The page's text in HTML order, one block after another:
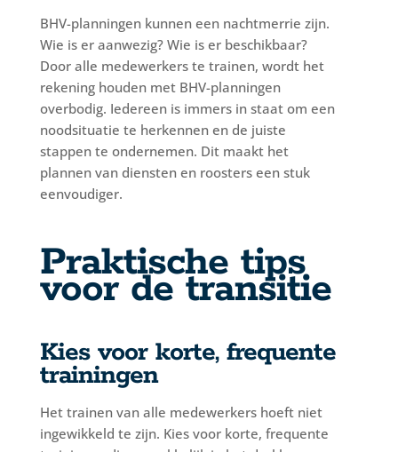
BHV-planningen kunnen een nachtmerrie zijn.
Wie is er aanwezig? Wie is er beschikbaar?
Door alle medewerkers te trainen, wordt het
rekening houden met BHV-planningen
overbodig. Iedereen is immers in staat om een
noodsituatie te herkennen en de juiste
stappen te ondernemen. Dit maakt het
plannen van diensten en roosters een stuk
eenvoudiger.
Praktische tips
voor de transitie
Kies voor korte, frequente
trainingen
Het trainen van alle medewerkers hoeft niet
ingewikkeld te zijn. Kies voor korte, frequente